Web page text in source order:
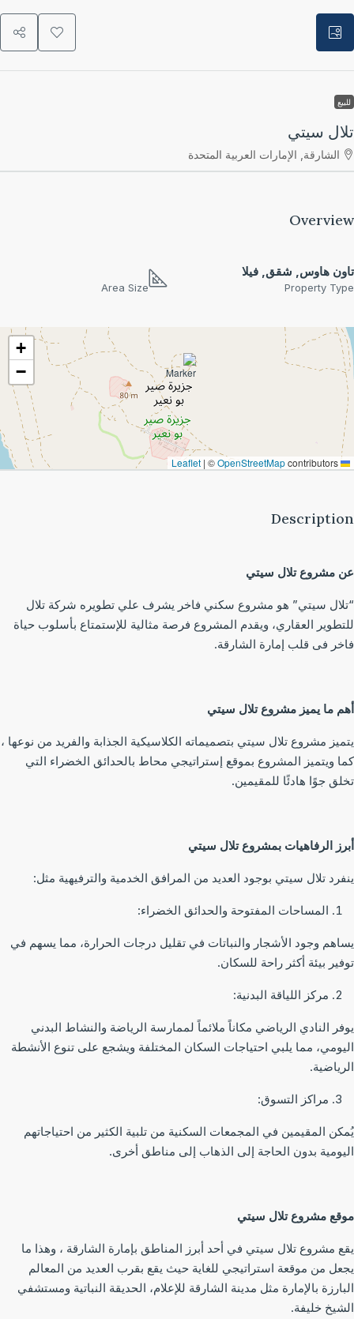
سيتي
الشارقة, الإمارات العربية المتحدة
هاوس, شقق, فيلا
Property
Area Size
+
−
Leaflet
|©OpenStreetMapcontributors
مشروع تلال سيتي
سيتي” هو مشروع سكني فاخر يشرف علي تطويره شركة تلال
العقاري، ويقدم المشروع فرصة مثالية للإستمتاع بأسلوب حياة
فى قلب إمارة الشارقة.
ما يميز مشروع تلال سيتي
مشروع تلال سيتي بتصميماته الكلاسيكية الجذابة والفريد من نوعها ،
ويتميز المشروع بموقع إستراتيجي محاط بالحدائق الخضراء التي
جوًا هادئًا للمقيمين.
الرفاهيات بمشروع تلال سيتي
تلال سيتي بوجود العديد من المرافق الخدمية والترفيهية مثل:
المساحات المفتوحة والحدائق الخضراء:
وجود الأشجار والنباتات في تقليل درجات الحرارة، مما يسهم في
بيئة أكثر راحة للسكان.
مركز اللياقة البدنية:
النادي الرياضي مكاناً ملائماً لممارسة الرياضة والنشاط البدني
مما يلبي احتياجات السكان المختلفة ويشجع على تنوع الأنشطة
مراكز التسوق:
المقيمين في المجمعات السكنية من تلبية الكثير من احتياجاتهم
بدون الحاجة إلى الذهاب إلى مناطق أخرى.
مشروع تلال سيتي
مشروع تلال سيتي في أحد أبرز المناطق بإمارة الشارقة ، وهذا ما
من موقعة استراتيجي للغاية حيث يقع بقرب العديد من المعالم
بالإمارة مثل مدينة الشارقة للإعلام، الحديقة النباتية ومستشفي
خليفة.